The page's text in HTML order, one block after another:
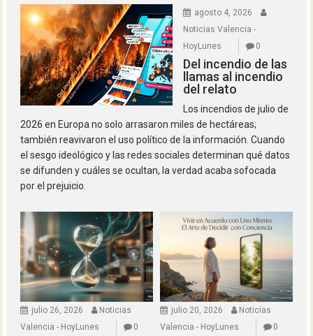
agosto 4, 2026
Noticias Valencia -
HoyLunes
0
Del incendio de las
llamas al incendio
del relato
Los incendios de julio de
2026 en Europa no solo arrasaron miles de hectáreas;
también reavivaron el uso político de la información. Cuando
el sesgo ideológico y las redes sociales determinan qué datos
se difunden y cuáles se ocultan, la verdad acaba sofocada
por el prejuicio.
julio 26, 2026
Noticias
Valencia - HoyLunes
0
julio 20, 2026
Noticias
Valencia - HoyLunes
0